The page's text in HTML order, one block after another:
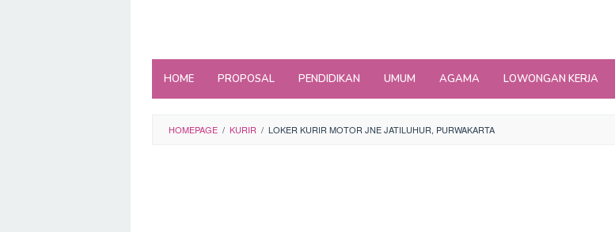
HOME PROPOSAL PENDIDIKAN UMUM AGAMA LOWONGAN KERJA
HOMEPAGE / KURIR / LOKER KURIR MOTOR JNE JATILUHUR, PURWAKARTA